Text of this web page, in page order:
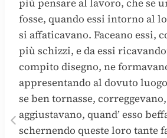
fosse, quando essi intorno al
si affaticavano. Faceano essi,
più schizzi, e da essi
compito disegno, ne
appresentando al dovuto
se ben tornasse,
aggiustavano, quand’ esso
schernendo queste loro tante